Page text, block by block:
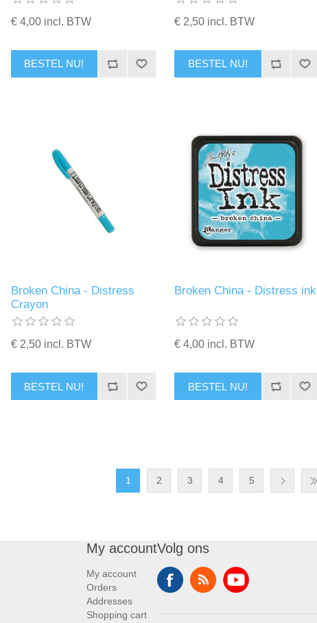
€ 4,00 incl. BTW
BESTEL NU!
€ 2,50 incl. BTW
BESTEL NU!
Broken China - Distress
Crayon
€ 2,50 incl. BTW
BESTEL NU!
Broken China - Distress ink
€ 4,00 incl. BTW
BESTEL NU!
1 2 3 4 5
My account
My account
Orders
Addresses
Shopping cart
Volg ons